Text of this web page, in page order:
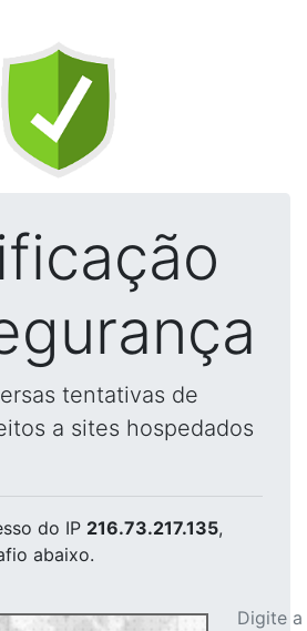
tentativas de
a sites hospedados
do IP 216.73.217.135,
abaixo.
Digite